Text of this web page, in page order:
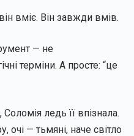
вміє. Він завжди вмів.
— не
терміни. А просте: “це
ледь її впізнала.
очі — тьмяні, наче світло